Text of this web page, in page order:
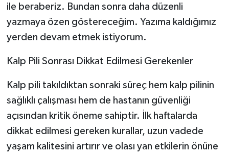
ile beraberiz. Bundan sonra daha düzenli
yazmaya özen göstereceğim. Yazıma kaldığımız
yerden devam etmek istiyorum.
Kalp Pili Sonrası Dikkat Edilmesi Gerekenler
Kalp pili takıldıktan sonraki süreç hem kalp pilinin
sağlıklı çalışması hem de hastanın güvenliği
açısından kritik öneme sahiptir. İlk haftalarda
dikkat edilmesi gereken kurallar, uzun vadede
yaşam kalitesini artırır ve olası yan etkilerin önüne